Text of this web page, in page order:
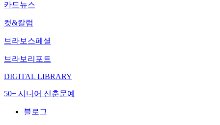
카드뉴스
컷&칼럼
브라보스페셜
브라보리포트
DIGITAL LIBRARY
50+ 시니어 신춘문예
블로그